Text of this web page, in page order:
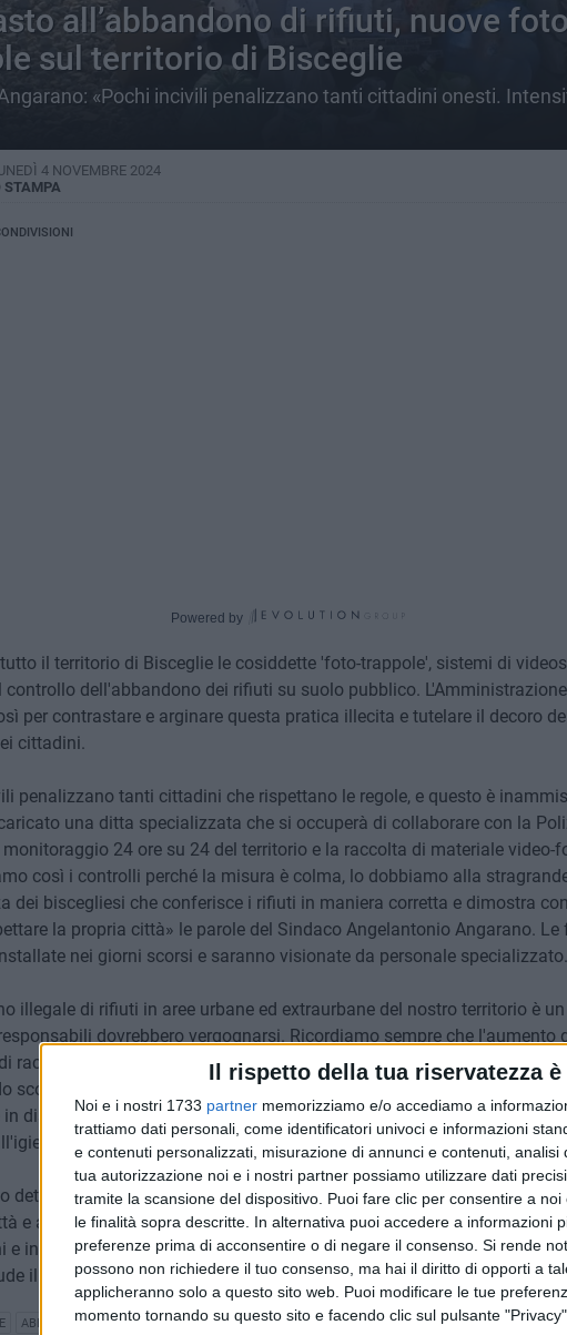
Il rispetto della tua riservatezza
Noi e i nostri 1733 partner memorizziamo e/o accediamo a
trattiamo dati personali, come identificatori univoci e informazioni
e contenuti personalizzati, misurazione di annunci e contenuti, analisi
tua autorizzazione noi e i nostri partner possiamo utilizzare dati
tramite la scansione del dispositivo. Puoi fare clic per consentire a
le finalità sopra descritte. In alternativa puoi accedere a informazioni
preferenze prima di acconsentire o di negare il consenso. Si rende
possono non richiedere il tuo consenso, ma hai il diritto di opporti a
applicheranno solo a questo sito web. Puoi modificare le tue
momento tornando su questo sito e facendo clic sul pulsante
all’abbandono di rifiuti, nuove
sul territorio di Bisceglie
«Pochi incivili penalizzano tanti cittadini onesti.
4 NOVEMBRE 2024
STAMPA
Powered by
il territorio di Bisceglie le cosiddette 'foto-trappole', sistemi di
controllo dell'abbandono dei rifiuti su suolo pubblico.
per contrastare e arginare questa pratica illecita e tutelare il decoro
cittadini.
penalizzano tanti cittadini che rispettano le regole, e questo è
una ditta specializzata che si occuperà di collaborare con la
24 ore su 24 del territorio e la raccolta di materiale video-
così i controlli perché la misura è colma, lo dobbiamo alla
dei biscegliesi che conferisce i rifiuti in maniera corretta e dimostra
la propria città» le parole del Sindaco Angelantonio Angarano. Le
nei giorni scorsi e saranno visionate da personale specializzato.
illegale di rifiuti in aree urbane ed extraurbane del nostro territorio è
dovrebbero vergognarsi. Ricordiamo sempre che l'aumento
raccolta differenziata porterebbe ad un alleggerimento della TARI per
sconsiderato di lasciare rifiuti indifferenziati per strada, invece,
in discarica e quindi dei costi a carico di tutti gli utenti», continua il
urbana Angelo Consiglio.
detto più volte e lo ribadiamo con forza: non c'è spazio per chi
e arreca così un danno enorme a tutta la comunità. Tolleranza zero
e incivili. Lo dobbiamo a Bisceglie e ai biscegliesi onesti e rispettosi gli
il Sindaco Angarano.
ABBANDONO RIFIUTI